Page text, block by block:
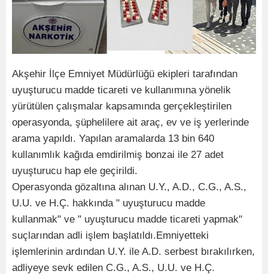
Akşehir İlçe Emniyet Müdürlüğü ekipleri tarafından
uyuşturucu madde ticareti ve kullanımına yönelik
yürütülen çalışmalar kapsamında gerçekleştirilen
operasyonda, şüphelilere ait araç, ev ve iş yerlerinde
arama yapıldı. Yapılan aramalarda 13 bin 640
kullanımlık kağıda emdirilmiş bonzai ile 27 adet
uyuşturucu hap ele geçirildi.
Operasyonda gözaltına alınan U.Y., A.D., C.G., A.S.,
U.U. ve H.Ç. hakkında " uyuşturucu madde
kullanmak" ve " uyuşturucu madde ticareti yapmak"
suçlarından adli işlem başlatıldı.Emniyetteki
işlemlerinin ardından U.Y. ile A.D. serbest bırakılırken,
adliyeye sevk edilen C.G., A.S., U.U. ve H.Ç.